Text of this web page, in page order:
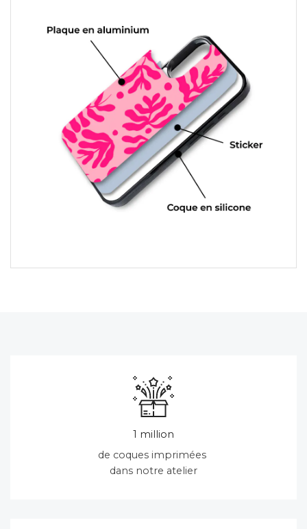
1 million
de coques imprimées
dans notre atelier